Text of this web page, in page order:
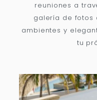
reuniones a
galería de fotos
ambientes y
tu